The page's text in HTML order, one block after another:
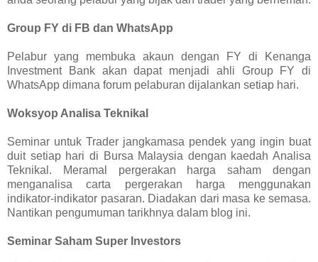
Group FY di FB dan WhatsApp
Pelabur yang membuka akaun dengan FY di Kenanga
Investment Bank akan dapat menjadi ahli Group FY di
WhatsApp dimana forum pelaburan dijalankan setiap hari.
Woksyop Analisa Teknikal
Seminar untuk Trader jangkamasa pendek yang ingin buat
duit setiap hari di Bursa Malaysia dengan kaedah Analisa
Teknikal. Meramal pergerakan harga saham dengan
menganalisa carta pergerakan harga menggunakan
indikator-indikator pasaran. Diadakan dari masa ke semasa.
Nantikan pengumuman tarikhnya dalam blog ini.
Seminar Saham Super Investors